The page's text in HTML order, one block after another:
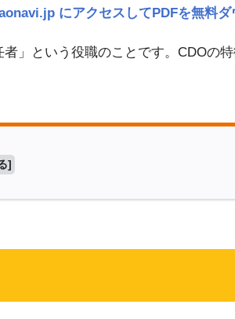
にアクセスしてPDFを無料ダ
」という役職のことです。CDOの
]